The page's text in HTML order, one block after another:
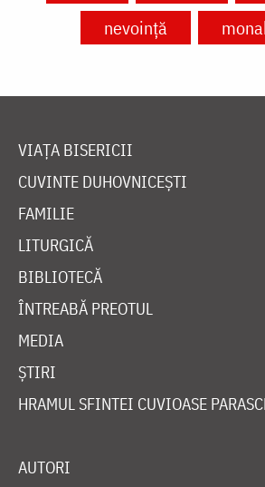
nevoință
VIAȚA BISERICII
CUVINTE DUHOVNICEȘTI
FAMILIE
LITURGICĂ
BIBLIOTECĂ
ÎNTREABĂ PREOTUL
MEDIA
ȘTIRI
HRAMUL SFINTEI CUVIOASE
AUTORI